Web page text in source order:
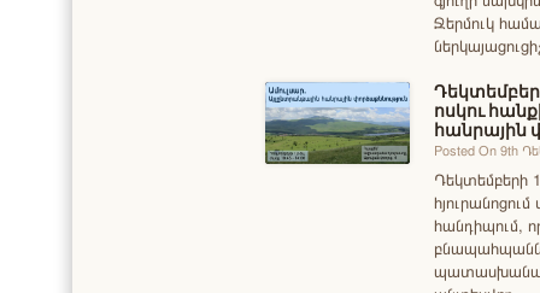
Ջերմուկ
ոսկու
հանրային
Posted On 9th
Դեկտեմբերի
հանդիպում,